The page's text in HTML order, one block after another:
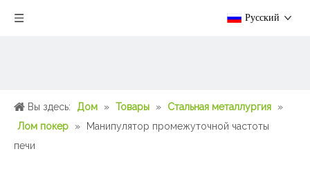
Pусский
Вы здесь: Дом » Товары » Стальная металлургия
»
Лом покер
»
Манипулятор промежуточной частоты
печи